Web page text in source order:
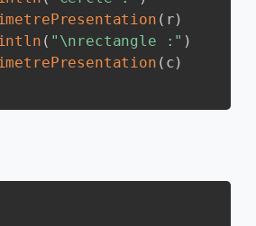
( r)
( "\nrectangle :" )
( c)